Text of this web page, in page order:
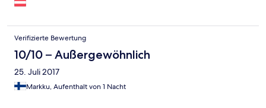
Verifizierte Bewertung
10/10 – Außergewöhnlich
25. Juli 2017
Markku, Aufenthalt von 1 Nacht